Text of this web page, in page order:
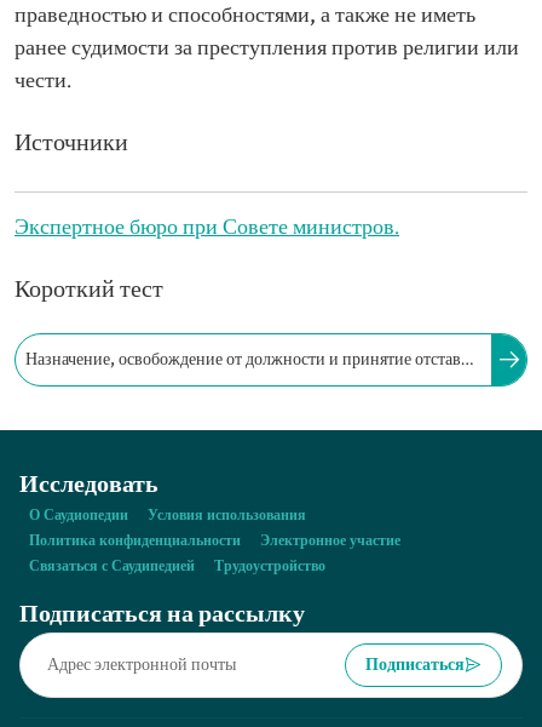
праведностью и способностями, а также не иметь
ранее судимости за преступления против религии или
чести.
Источники
Экспертное бюро при Совете министров.
Короткий тест
Назначение, освобождение от должности и принятие отставки
Исследовать
О Саудиопедии
Условия использования
Политика конфиденциальности
Электронное участие
Связаться с Саудипедией
Трудоустройство
Подписаться на рассылку
Подписаться